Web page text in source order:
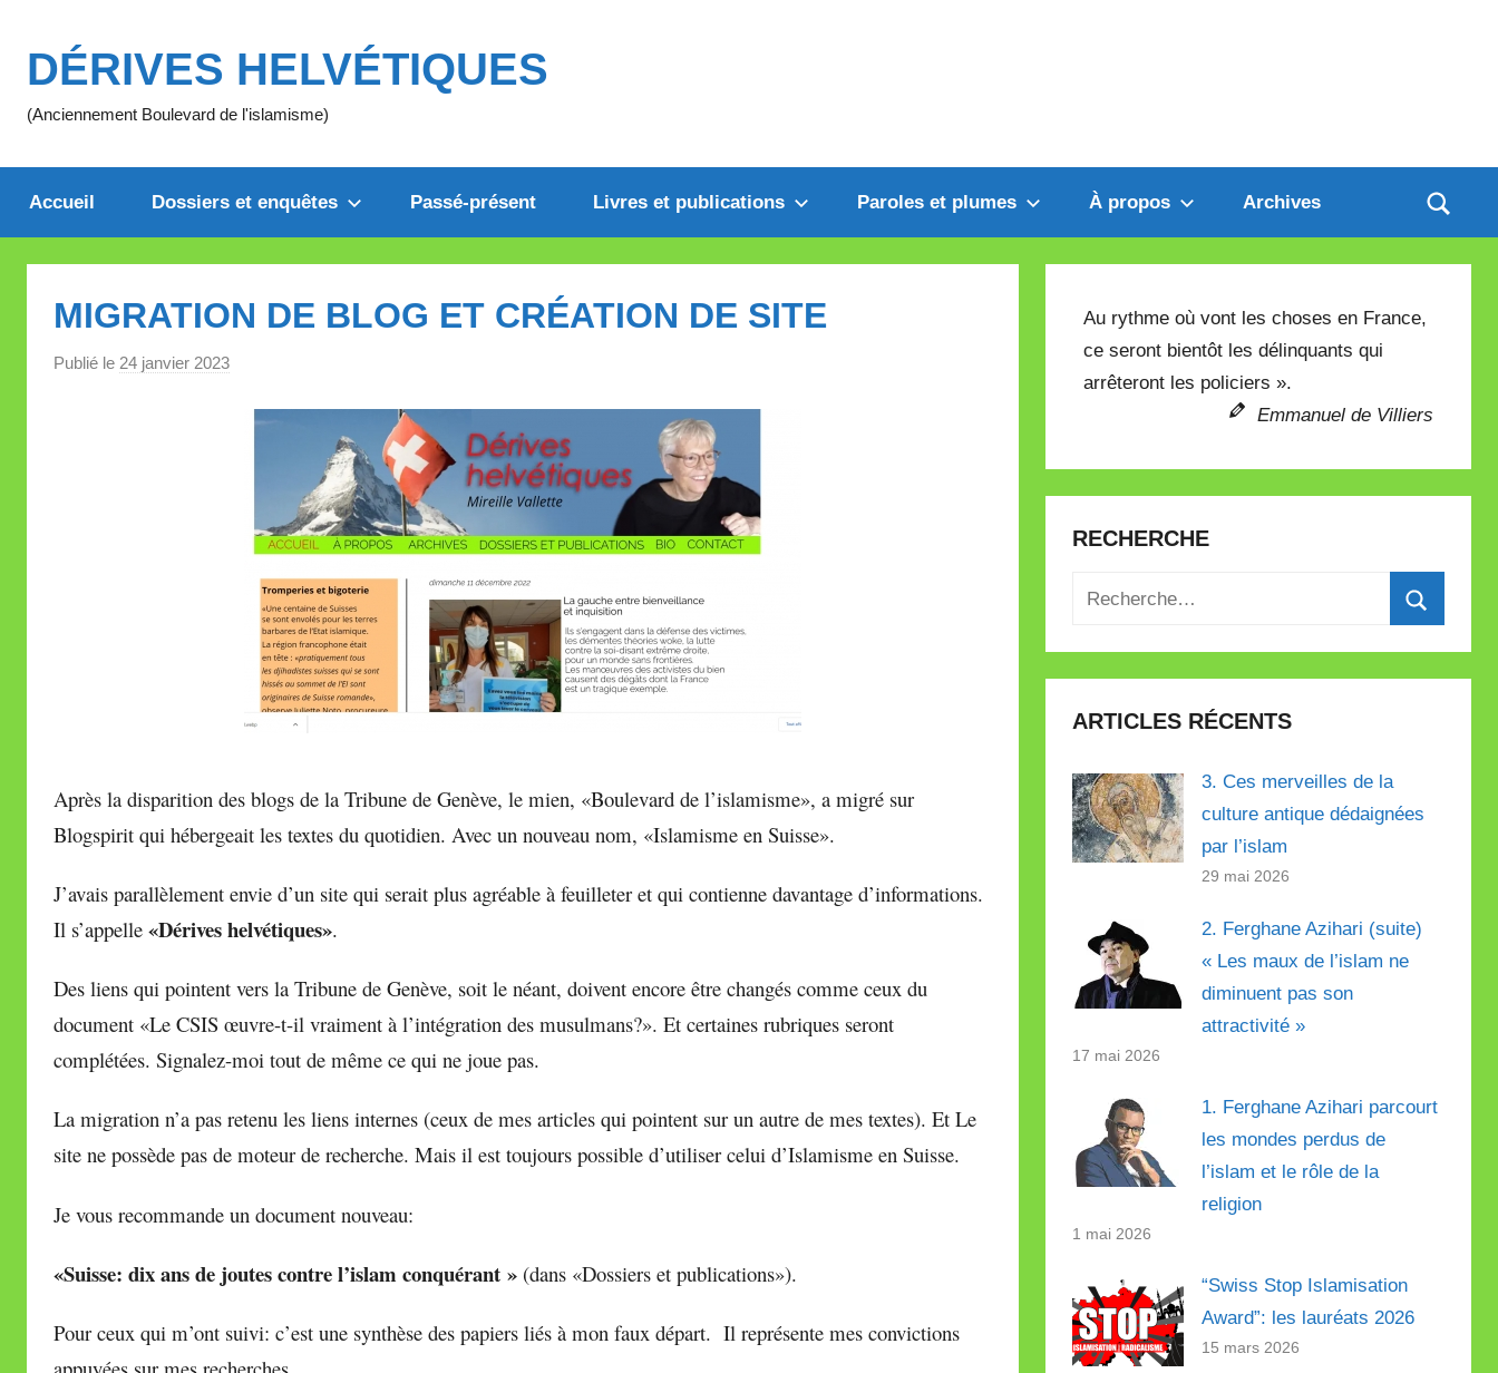
contenu
DÉRIVES HELVÉTIQUES
(Anciennement Boulevard de l'islamisme)
Accueil Dossiers et enquêtes Passé-présent Livres et publications Paroles et plumes À propos Archives
MIGRATION DE BLOG ET CRÉATION DE SITE
Publié le 24 janvier 2023
e
Après la disparition des blogs de la Tribune de Genève, le mien, «Boulevard de l’islamisme», a migré sur
Blogspirit qui hébergeait les textes du quotidien. Avec un nouveau nom, «Islamisme en Suisse».
J’avais parallèlement envie d’un site qui serait plus agréable à feuilleter et qui contienne davantage d’informations.
Il s’appelle «Dérives helvétiques».
Des liens qui pointent vers la Tribune de Genève, soit le néant, doivent encore être changés comme ceux du
document «Le CSIS œuvre-t-il vraiment à l’intégration des musulmans?». Et certaines rubriques seront
complétées. Signalez-moi tout de même ce qui ne joue pas.
La migration n’a pas retenu les liens internes (ceux de mes articles qui pointent sur un autre de mes textes). Et Le
site ne possède pas de moteur de recherche. Mais il est toujours possible d’utiliser celui d’Islamisme en Suisse.
Je vous recommande un document nouveau:
«Suisse: dix ans de joutes contre l’islam conquérant » (dans «Dossiers et publications»).
Pour ceux qui m’ont suivi: c’est une synthèse des papiers liés à mon faux départ. Il représente mes convictions
Au rythme où vont les choses en France,
ce seront bientôt les délinquants qui
arrêteront les policiers ».
Emmanuel de Villiers
RECHERCHE
Recherche
:
ARTICLES RÉCENTS
3. Ces merveilles de la
culture antique dédaignées
par l’islam
29 mai 2026
2. Ferghane Azihari (suite)
« Les maux de l’islam ne
diminuent pas son
attractivité »
17 mai 2026
1. Ferghane Azihari parcourt
les mondes perdus de
l’islam et le rôle de la
religion
1 mai 2026
“Swiss Stop Islamisation
Award”: les lauréats 2026
15 mars 2026